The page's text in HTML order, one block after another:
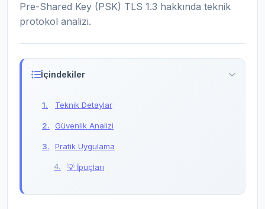
Pre-Shared Key (PSK) TLS 1.3 hakkında teknik
protokol analizi.
İçindekiler
Teknik Detaylar
Güvenlik Analizi
Pratik Uygulama
💡 İpuçları